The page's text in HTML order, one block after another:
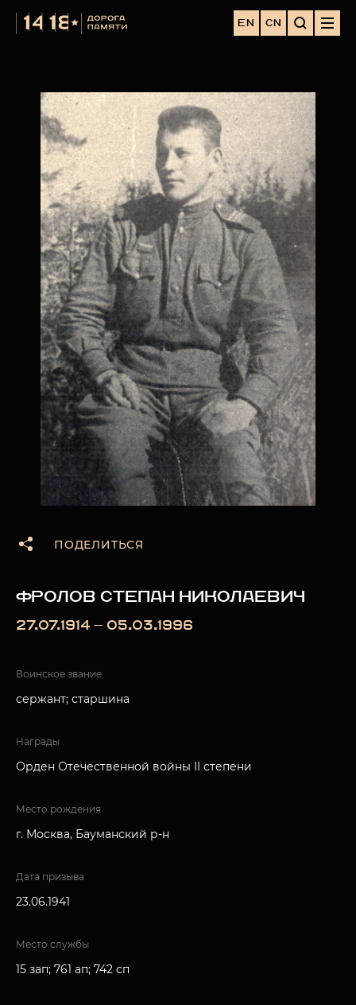
EN CN
ПОДЕЛИТЬСЯ
ФРОЛОВ СТЕПАН НИКОЛАЕВИЧ
27.07.1914 — 05.03.1996
Воинское звание
сержант; старшина
Награды
Орден Отечественной войны II степени
Место рождения
г. Москва, Бауманский р-н
Дата призыва
23.06.1941
Место службы
15 зап; 761 ап; 742 сп